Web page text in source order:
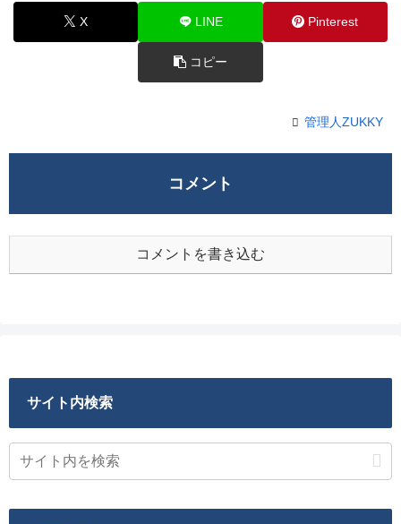
X LINE Pinterest
コピー
管理人ZUKKY
コメント
コメントを書き込む
サイト内検索